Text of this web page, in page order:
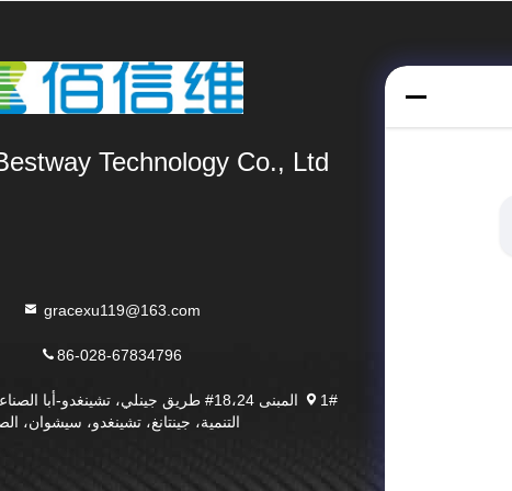
Technology Co., Ltd.
gracexu119@163.com
86-028-67834796
1# المبنى 18،24# طريق جينلي، تشينغدو-أبا
التنمية، جينتانغ، تشينغدو، سيشوان،